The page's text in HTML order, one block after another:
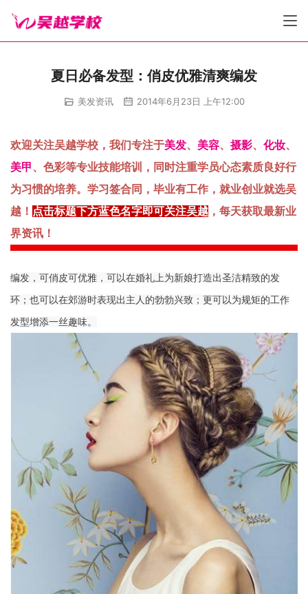
夏日必备发型：俏皮优雅清爽编发
美发资讯 2014年6月23日 上午12:00
欢迎关注吴越学校，我们专注于美发、 美容、 摄影、 化妆、
美甲、色彩等专业技能培训，同时注重学员心态素质良好行
为习惯的培养。学习签合同，毕业有工作，就业创业就选吴
越！ 点击标题下方蓝色名字即可关注吴越 ，每天获取最新业
界资讯！
编发，可俏皮可优雅，可以在婚礼上为新娘打造出圣洁精致的发
环；也可以在郊游时表现出主人的勃勃兴致；更可以为规矩的工作
发型增添一丝趣味。